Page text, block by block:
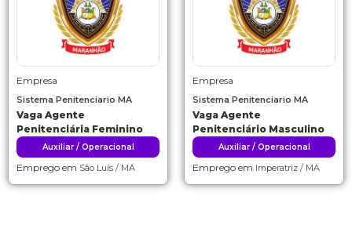
Empresa
Sistema Penitenciario MA
Vaga Agente
Penitenciária Feminino
Auxiliar / Operacional
Emprego em São Luís / MA
Empresa
Sistema Penitenciario MA
Vaga Agente
Penitenciário Masculino
Auxiliar / Operacional
Emprego em Imperatriz / MA